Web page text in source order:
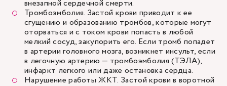
внезапной сердечной смерти.
Тромбоэмболия. Застой крови приводит к ее
сгущению и образованию тромбов, которые могут
оторваться и с током крови попасть в любой
мелкий сосуд, закупорить его. Если тромб попадет
в артерии головного мозга, возникнет инсульт, если
в легочную артерию — тромбоэмболия (ТЭЛА),
инфаркт легкого или даже остановка сердца.
Нарушение работы ЖКТ. Застой крови в воротной